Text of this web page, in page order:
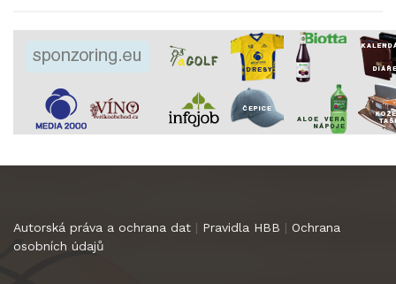
Autorská práva a ochrana dat | Pravidla HBB | Ochrana
osobních údajů